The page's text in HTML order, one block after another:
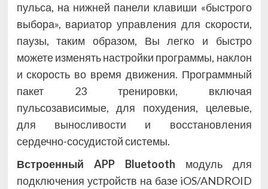
пульса, на нижней панели клавиши «быстрого
выбора», вариатор управления для скорости,
паузы, таким образом, Вы легко и быстро
можете изменять настройки программы, наклон
и скорость во время движения. Программный
пакет 23 тренировки, включая
пульсозависимые, для похудения, целевые,
для выносливости и восстановления
сердечно-сосудистой системы.
Встроенный APP Bluetooth модуль для
подключения устройств на базе iOS/ANDROID